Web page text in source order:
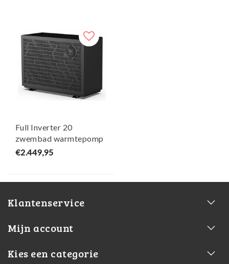
Full Inverter 20
zwembad warmtepomp
- 17,5 kW - W'eau
€2.449,95
Klantenservice
Mijn account
Kies een categorie